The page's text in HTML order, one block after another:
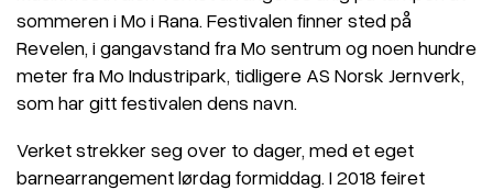
sommeren i Mo i Rana. Festivalen finner sted på
Revelen, i gangavstand fra Mo sentrum og noen hundre
meter fra Mo Industripark, tidligere AS Norsk Jernverk,
som har gitt festivalen dens navn.
Verket strekker seg over to dager, med et eget
barnearrangement lørdag formiddag. I 2018 feiret